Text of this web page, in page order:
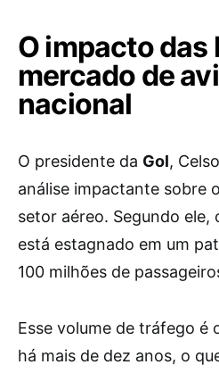
O impacto das
mercado de
nacional
O presidente da Gol,
análise impactante sobre
setor aéreo. Segundo ele,
está estagnado em um
100 milhões de
Esse volume de tráfego é
há mais de dez anos, o